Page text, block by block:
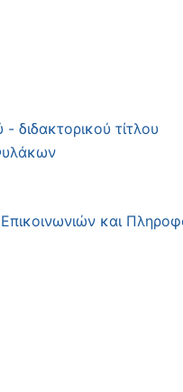
διδακτορικού τίτλου
και